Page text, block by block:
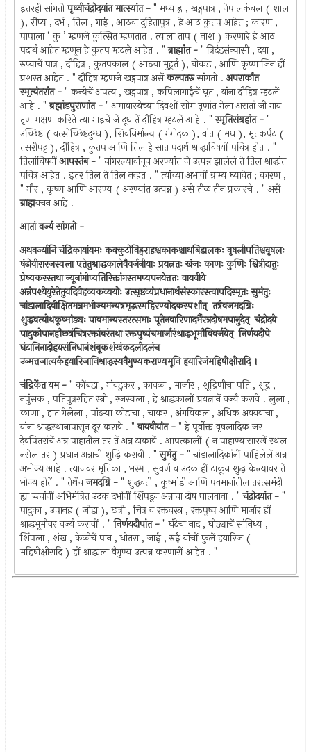
इतरही सांगतोपृथ्वीचंद्रोदयांत मात्स्यांत -" मध्याह्न , खड्गपात्र , नेपालकंबल ( शाल
), रौप्य , दर्भ , तिल , गाई , आठवा दुहितापुत्र , हे आठ कुतप आहेत ; कारण ,
पापाला ‘ कु ’ म्हणजे कुत्सित म्हणतात . त्याला ताप ( नाश ) करणारे हे आठ
पदार्थ आहेत म्हणून हे कुतप म्हटले आहेत . "ब्राह्मांत -" त्रिदंडसंन्यासी , दया ,
रुप्याचें पात्र , दौहित्र , कुतपकाल ( आठवा मुहूर्त ), बोकड , आणि कृष्णाजिन हीं
प्रशस्त आहेत . " दौहित्र म्हणजे खड्गपात्र असेंकल्पतरुसांगतो .अपरार्कांत
स्मृत्यंतरांत -" कन्येचें अपत्य , खड्गपात्र , कपिलागाईचें घृत , यांना दौहित्र म्हटलें
आहे . "ब्रह्मांडपुराणांत -" अमावास्येच्या दिवशीं सोम तृणांत गेला असतां जी गाय
तृण भक्षण करिते त्या गाइचें जें दूध तें दौहित्र म्हटलें आहे . "स्मृतिसंग्रहांत -"
उच्छिष्ट ( वत्सोच्छिष्टदुग्ध ), शिवनिर्माल्य ( गंगोदक ), वांत ( मध ), मृतकर्पट (
तसरीपट्ट ), दौहित्र , कुतप आणि तिल हे सात पदार्थ श्राद्धाविषयीं पवित्र होत . "
तिलांविषयींआपस्तंब -" नांगरल्यावांचून अरण्यांत जे उत्पन्न झालेले ते तिल श्राद्धांत
पवित्र आहेत . इतर तिल ते तिल नव्हत . " त्यांच्या अभावीं ग्राम्य घ्यावेत ; कारण ,
" गौर , कृष्ण आणि आरण्य ( अरण्यांत उत्पन्न ) असे तीळ तीन प्रकारचे . " असें
ब्राह्मवचन आहे .
आतां वर्ज्य सांगतो -
अथवर्ज्यानि चंद्रिकायांयमः कक्कुटोविड्वराहश्चकाकश्चाथबिडालकः वृषलीपतिश्चवृषलः
षंढोवीरारजस्वला एतेतुश्राद्धकालेवैवर्जनीयाः प्रयत्नतः खंजः काणः कुणिः श्वित्रीदातुः
प्रेष्यकरस्तथा न्यूनांगोप्यतिरिक्तांगस्तमप्यपनयेत्ततः वायवीये
अन्नंपश्येयुरेतेतुयदिवैहव्यकव्ययोः उत्सृष्टव्यंप्रधानार्थंसंस्कारस्त्वापदिस्मृतः सुमंतुः
चांडालादिवीक्षितमन्नमभोज्यमन्यत्रमृद्भस्महिरण्योदकस्पर्शात् ‍ तत्रैवजमदग्निः
शुद्धवत्योथकूष्मांड्यः पावमान्यस्तरत्समाः पूतेनवारिणादर्भैरन्नदोषमपानुदेत् ‍ चंद्रोदये
पादुकोपानहौछत्रंचित्ररक्तांबरंतथा रक्तपुष्पंचमार्जारंश्राद्धभूमौविवर्जयेत् ‍ निर्णयदीपे
घंटानिनादोहयसंनिधानंशंबूकशंखंकदलीदलंच
उन्मत्तजात्यर्कहयारिजानिश्राद्धस्यवैगुण्यकराण्यमूनि हयारिजंमहिषीक्षीरादि ।
चंद्रिकेंत यम -" कोंबडा , गांवडुकर , कावळा , मार्जार , शूद्रिणीचा पति , शूद्र ,
नपुंसक , पतिपुत्ररहित स्त्री , रजस्वला , हे श्राद्धकालीं प्रयत्नानें वर्ज्य करावे . लुला ,
काणा , हात गेलेला , पांढर्‍या कोडाचा , चाकर , अंगविकल , अधिक अवयवाचा ,
यांना श्राद्धस्थानापासून दूर करावे . "वायवीयांत -" हे पूर्वोक्त वृषलादिक जर
देवपितरांचें अन्न पाहातील तर तें अन्न टाकावें . आपत्कालीं ( न पाहाण्यासारखें स्थल
नसेल तर ) प्रधान अन्नाची शुद्धि करावी . "सुमंतु -" चांडालादिकांनीं पाहिलेलें अन्न
अभोज्य आहे . त्याजवर मृतिका , भस्म , सुवर्ण व उदक हीं टाकून शुद्ध केल्यावर तें
भोज्य होतें . " तेथेंचजमदग्नि -" शुद्धवती , कूष्मांडी आणि पवमानांतील तरत्समंदी
ह्या ऋचांनीं अभिमंत्रित उदक दर्भांनीं शिंपडून अन्नाचा दोष घालवावा . "चंद्रोदयांत -"
पादुका , उपानह ( जोडा ), छत्री , चित्र व रक्तवस्त्र , रक्तपुष्प आणि मार्जार हीं
श्राद्धभूमीवर वर्ज्य करावीं . "निर्णयदीपांत -" घंटेचा नाद , घोड्याचें सांनिध्य ,
शिंपला , शंख , केळीचें पान , धोतरा , जाई , रुई यांचीं फुलें हयारिज (
महिषीक्षीरादि ) हीं श्राद्धाला वैगुण्य उत्पन्न करणारीं आहेत . "